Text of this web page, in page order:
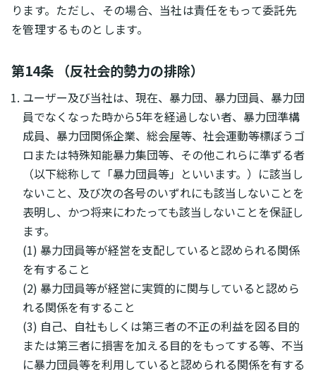
ります。ただし、その場合、当社は責任をもって委託先
を管理するものとします。
第14条 （反社会的勢力の排除）
ユーザー及び当社は、現在、暴力団、暴力団員、暴力団
員でなくなった時から5年を経過しない者、暴力団準構
成員、暴力団関係企業、総会屋等、社会運動等標ぼうゴ
ロまたは特殊知能暴力集団等、その他これらに準ずる者
（以下総称して「暴力団員等」といいます。）に該当し
ないこと、及び次の各号のいずれにも該当しないことを
表明し、かつ将来にわたっても該当しないことを保証し
ます。
(1) 暴力団員等が経営を支配していると認められる関係
を有すること
(2) 暴力団員等が経営に実質的に関与していると認めら
れる関係を有すること
(3) 自己、自社もしくは第三者の不正の利益を図る目的
または第三者に損害を加える目的をもってする等、不当
に暴力団員等を利用していると認められる関係を有する